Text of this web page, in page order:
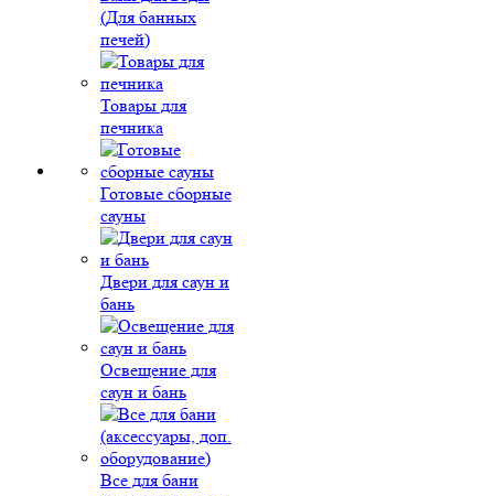
(Для банных
печей)
Товары для
печника
Готовые сборные
сауны
Двери для саун и
бань
Освещение для
саун и бань
Все для бани